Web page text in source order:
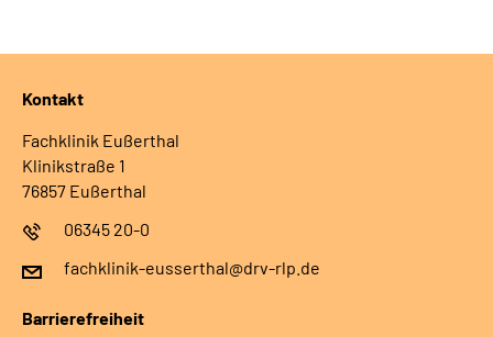
Kontakt
Fachklinik Eußerthal
Klinikstraße 1
76857 Eußerthal
06345 20-0
fachklinik-eusserthal@drv-rlp.de
Barrierefreiheit